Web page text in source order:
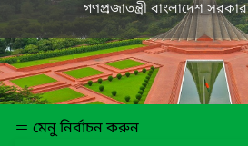
গণপ্রজাতন্ত্রী বাংলাদেশ সরকার
মেনু নির্বাচন করুন